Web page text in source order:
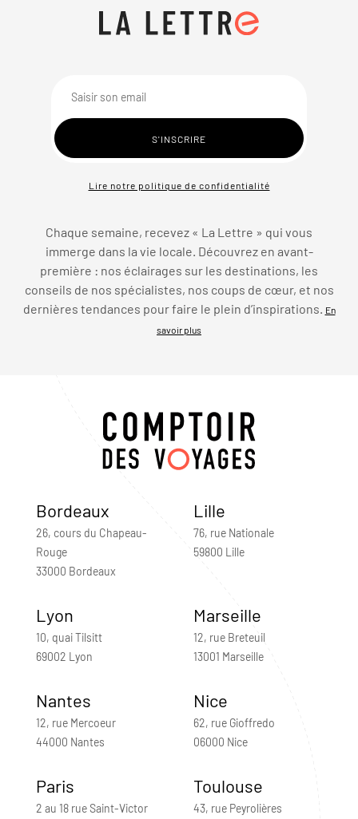
Lire notre politique de confidentialité
Chaque semaine, recevez « La Lettre » qui vous
immerge dans la vie locale. Découvrez en avant-
première : nos éclairages sur les destinations, les
conseils de nos spécialistes, nos coups de cœur, et nos
dernières tendances pour faire le plein d’inspirations.
En
savoir plus
Bordeaux
26, cours du Chapeau-
Rouge
33000 Bordeaux
Lille
76, rue Nationale
59800 Lille
Lyon
10, quai Tilsitt
69002 Lyon
Marseille
12, rue Breteuil
13001 Marseille
Nantes
12, rue Mercoeur
44000 Nantes
Nice
62, rue Gioffredo
06000 Nice
Paris
2 au 18 rue Saint-Victor
Toulouse
43, rue Peyrolières